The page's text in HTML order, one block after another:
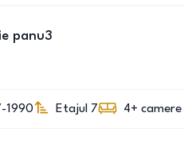
panu3
1990 Etajul 7 4+ camere